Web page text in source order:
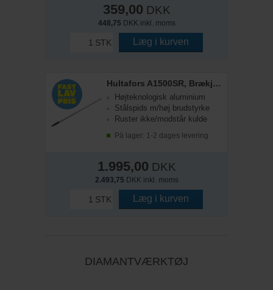
359,00 DKK
448,75 DKK inkl. moms
STK Læg i kurven
Hultafors A1500SR, Brækjern
Højteknologisk aluminium
Stålspids m/høj brudstyrke
Ruster ikke/modstår kulde
På lager: 1-2 dages levering
1.995,00 DKK
2.493,75 DKK inkl. moms
STK Læg i kurven
DIAMANTVÆRKTØJ